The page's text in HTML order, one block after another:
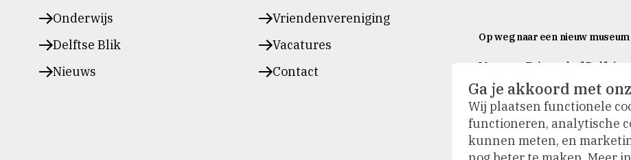
Onderwijs
Delftse Blik
Nieuws
Vriendenvereniging
Vacatures
Contact
Op weg naar een nieuw museum
Museum Prinsenhof Delft is
tijdelijk gesloten voor
en vernieuwing.
Tijdens de verbouwing
onze bezoekers actief mee
buiten. De collectie is op
Ga je akkoord met
Wij plaatsen functionele
functioneren, analytische
kunnen meten, en